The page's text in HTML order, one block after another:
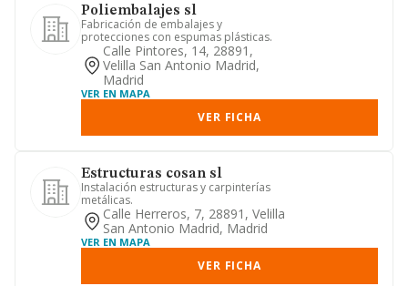
Poliembalajes sl
Fabricación de embalajes y
protecciones con espumas plásticas.
Calle Pintores, 14, 28891,
Velilla San Antonio Madrid,
Madrid
VER EN MAPA
VER FICHA
Estructuras cosan sl
Instalación estructuras y carpinterías
metálicas.
Calle Herreros, 7, 28891, Velilla
San Antonio Madrid, Madrid
VER EN MAPA
VER FICHA